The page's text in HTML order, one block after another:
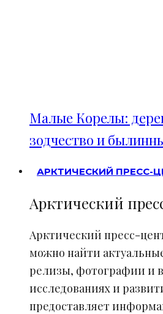
Малые Корелы:
зодчество и
АРКТИЧЕСКИЙ ПРЕСС-
Арктический
Арктический пресс-
можно найти
релизы, фотографии и
исследованиях и
предоставляет